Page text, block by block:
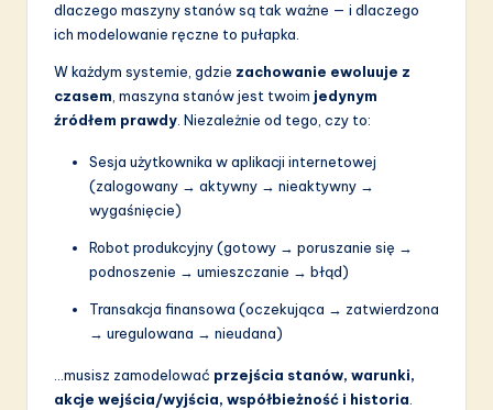
dlaczego maszyny stanów są tak ważne — i dlaczego
ich modelowanie ręczne to pułapka.
W każdym systemie, gdzie zachowanie ewoluuje z
czasem , maszyna stanów jest twoim jedynym
źródłem prawdy . Niezależnie od tego, czy to:
Sesja użytkownika w aplikacji internetowej
(zalogowany → aktywny → nieaktywny →
wygaśnięcie)
Robot produkcyjny (gotowy → poruszanie się →
podnoszenie → umieszczanie → błąd)
Transakcja finansowa (oczekująca → zatwierdzona
→ uregulowana → nieudana)
…musisz zamodelować przejścia stanów, warunki,
akcje wejścia/wyjścia, współbieżność i historia